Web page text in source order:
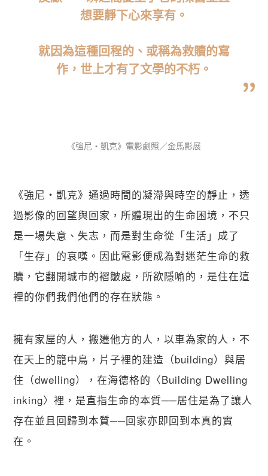
想要靜下心來享有。
就因為這種回程的、或稱為救贖的寫
作，世上才有了文學的不朽。
《強尼・凱克》電影劇照／金馬影展
《強尼・凱克》通過時間的凝滯與時空的靜止，透
過影像的回望與回家，所體現出的生命困境，不只
是一場失意、失志，而是對生命從「生活」成了
「生存」的哀嘆。因此電影便成為對迷茫生命的救
贖，它翻開城市的褶皺處，所欲隱喻的，是住在這
裡的你們我們他們的存在狀態。
擁有家屋的人，搬遷他方的人，以車為家的人，不
在天上的籠中鳥，片子裡的建造（building）與居
住（dwelling），在海德格的〈Building Dwelling
inking〉裡，是直指生命的本質──居住是為了讓人
存在並且回歸到本質──回家亦即回到本真的實
在。